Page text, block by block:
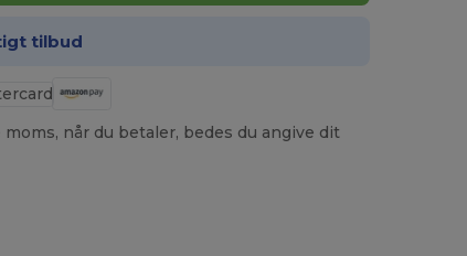
tilbud
når du betaler, bedes du angive dit